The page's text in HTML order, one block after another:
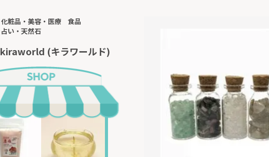
化粧品・美容・医療
食品
占い・天然石
kiraworld (キラワールド)